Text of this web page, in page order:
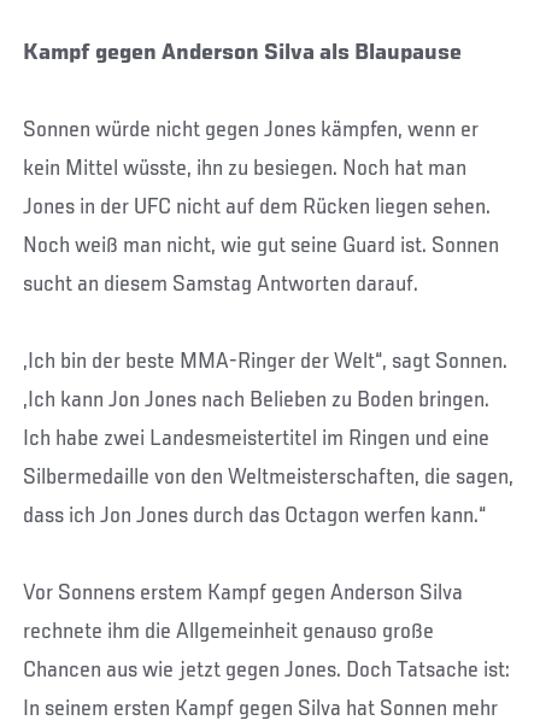
Kampf gegen Anderson Silva als Blaupause
Sonnen würde nicht gegen Jones kämpfen, wenn er
kein Mittel wüsste, ihn zu besiegen. Noch hat man
Jones in der UFC nicht auf dem Rücken liegen sehen.
Noch weiß man nicht, wie gut seine Guard ist. Sonnen
sucht an diesem Samstag Antworten darauf.
„Ich bin der beste MMA-Ringer der Welt“, sagt Sonnen.
„Ich kann Jon Jones nach Belieben zu Boden bringen.
Ich habe zwei Landesmeistertitel im Ringen und eine
Silbermedaille von den Weltmeisterschaften, die sagen,
dass ich Jon Jones durch das Octagon werfen kann.“
Vor Sonnens erstem Kampf gegen Anderson Silva
rechnete ihm die Allgemeinheit genauso große
Chancen aus wie jetzt gegen Jones. Doch Tatsache ist:
In seinem ersten Kampf gegen Silva hat Sonnen mehr